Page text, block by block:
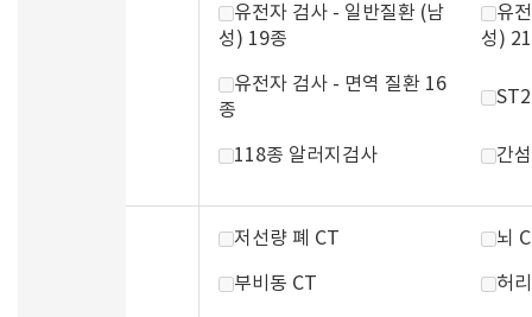
유전자 검사 - 일반질환 (남
성) 19종
유
성)
유전자 검사 - 면역 질환 16
종
118종 알러지검사 간
저선량 폐 CT 뇌
부비동 CT 허